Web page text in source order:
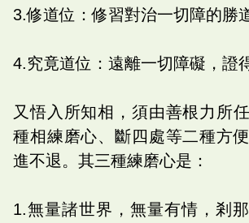
3.修道位：修習對治一切障的勝
4.究竟道位：遠離一切障礙，證
又悟入所知相，須由善根力所
種相練磨心、斷四處等二種方
進不退。其三種練磨心是：
1.無量諸世界，無量有情，剎